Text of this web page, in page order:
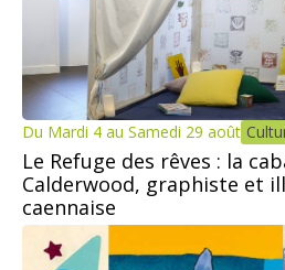
Du Mardi 4 au Samedi 29 août
Le Refuge des rêves : la
Calderwood, graphiste et
caennaise